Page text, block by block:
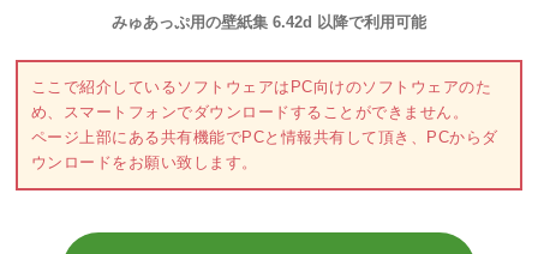
みゅあっぷ用の壁紙集 6.42d 以降で利用可能
ここで紹介しているソフトウェアはPC向けのソフトウェアのた
め、スマートフォンでダウンロードすることができません。
ページ上部にある共有機能でPCと情報共有して頂き、PCからダ
ウンロードをお願い致します。